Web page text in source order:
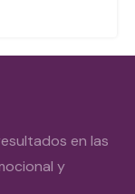
en las
y